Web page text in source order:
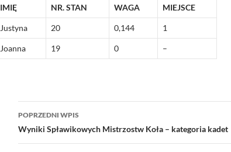
IMIĘ NR. STAN WAGA MIEJSCE
Justyna 20 0,144 1
Joanna 19 0 –
Nawigacja
wpisu
POPRZEDNI WPIS
Wyniki Spławikowych Mistrzostw Koła – kategoria kadet